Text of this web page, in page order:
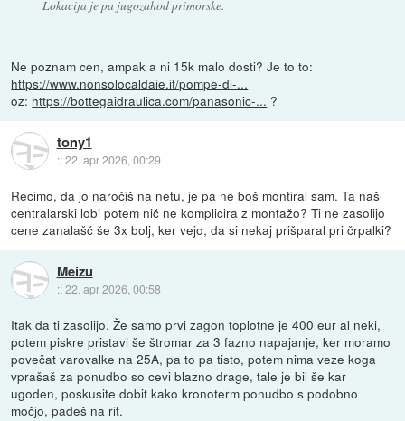
Lokacija je pa jugozahod primorske.
Ne poznam cen, ampak a ni 15k malo dosti? Je to to:
https://www.nonsolocaldaie.it/pompe-di-...
oz: https://bottegaidraulica.com/panasonic-... ?
tony1
::22. apr 2026, 00:29
Recimo, da jo naročiš na netu, je pa ne boš montiral sam. Ta naš
centralarski lobi potem nič ne komplicira z montažo? Ti ne zasolijo
cene zanalašč še 3x bolj, ker vejo, da si nekaj prišparal pri črpalki?
Meizu
::22. apr 2026, 00:58
Itak da ti zasolijo. Že samo prvi zagon toplotne je 400 eur al neki,
potem piskre pristavi še štromar za 3 fazno napajanje, ker moramo
povečat varovalke na 25A, pa to pa tisto, potem nima veze koga
vprašaš za ponudbo so cevi blazno drage, tale je bil še kar
ugoden, poskusite dobit kako kronoterm ponudbo s podobno
močjo, padeš na rit.